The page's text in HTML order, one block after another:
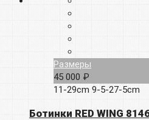
Размеры
45 000 ₽
11-29cm 9-5-27-5cm
Ботинки RED WING